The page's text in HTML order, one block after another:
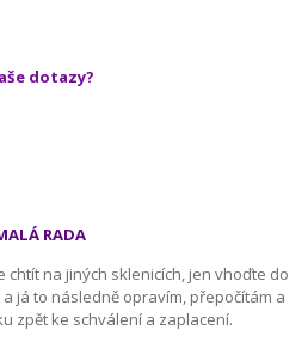
dotazy?
RADA
chtít na jiných sklenicích, jen vhoďte do
já to následně opravím, přepočítám a
zpět ke schválení a zaplacení.